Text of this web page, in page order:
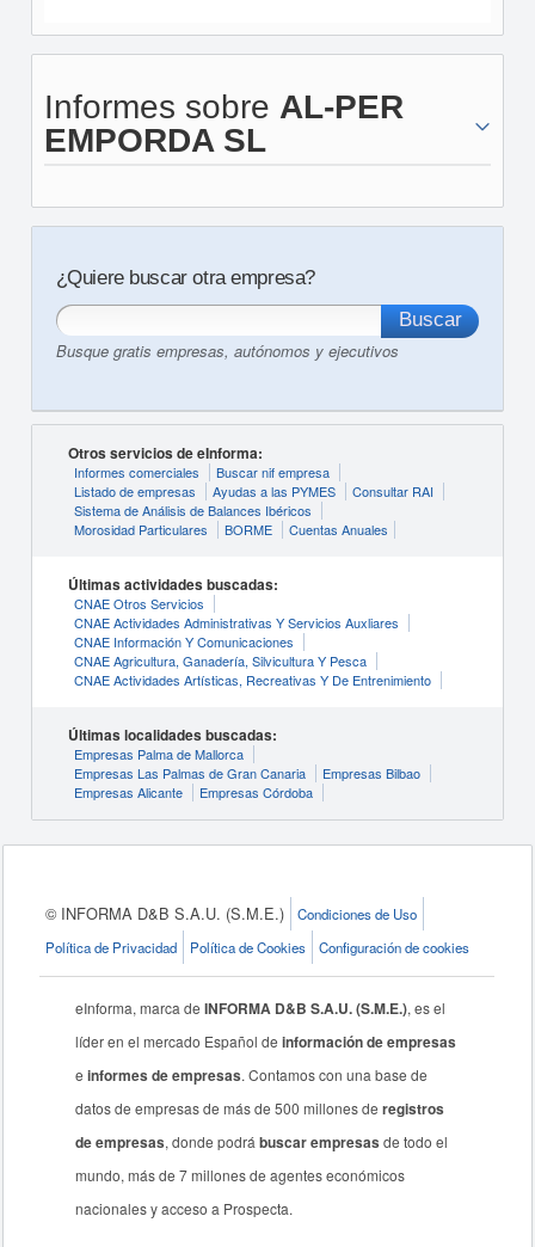
Informes sobre AL-PER
EMPORDA SL
¿Quiere buscar otra empresa?
Busque gratis empresas, autónomos y ejecutivos
Otros servicios de eInforma:
Informes comerciales
Buscar nif empresa
Listado de empresas
Ayudas a las PYMES
Consultar RAI
Sistema de Análisis de Balances Ibéricos
Morosidad Particulares
BORME Cuentas Anuales
Últimas actividades buscadas:
CNAE Otros Servicios
CNAE Actividades Administrativas Y Servicios Auxliares
CNAE Información Y Comunicaciones
CNAE Agricultura, Ganadería, Silvicultura Y Pesca
CNAE Actividades Artísticas, Recreativas Y De Entrenimiento
Últimas localidades buscadas:
Empresas Palma de Mallorca
Empresas Las Palmas de Gran Canaria
Empresas Bilbao
Empresas Alicante
Empresas Córdoba
© INFORMA D&B S.A.U. (S.M.E.)
Condiciones de Uso
Política de Privacidad
Política de Cookies Configuración de cookies
eInforma, marca deINFORMA D&B S.A.U. (S.M.E.), es el
líder en el mercado Español deinformación de empresas
einformes de empresas. Contamos con una base de
datos de empresas de más de 500 millones deregistros
de empresas, donde podrábuscar empresas de todo el
mundo, más de 7 millones de agentes económicos
nacionales y acceso a Prospecta.